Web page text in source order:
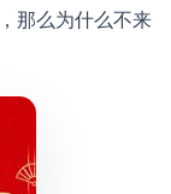
那么为什么不来